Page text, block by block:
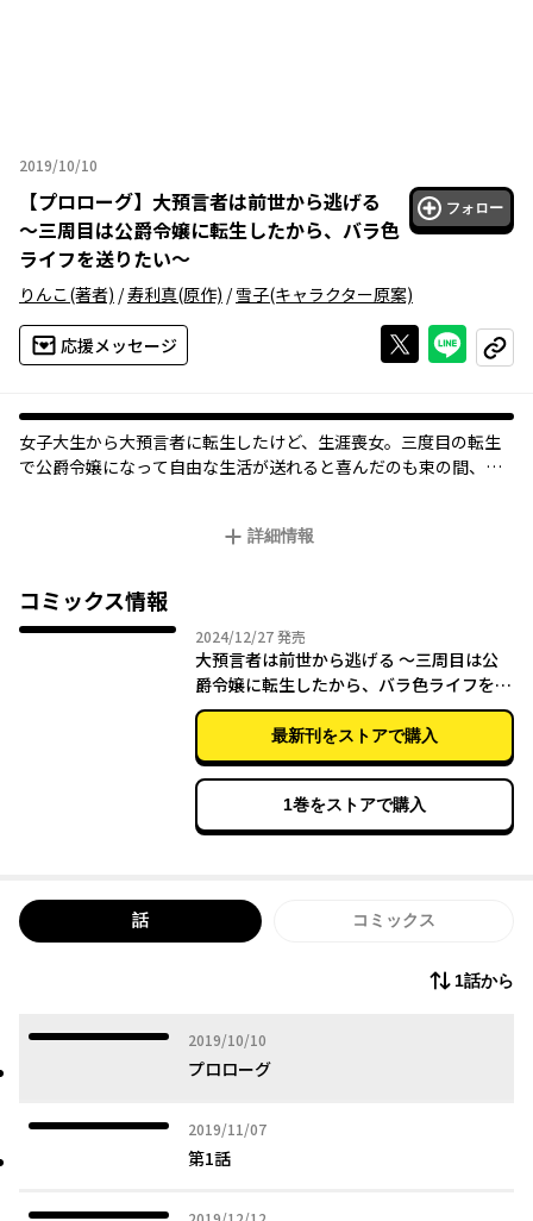
2019/10/10
2019年10月10日
【プロローグ】 大預言者は前世から逃げる
～三周目は公爵令嬢に転生したから、バラ色
ライフを送りたい～
フォロー
りんこ(著者) /寿利真(原作) /雪子(キャラクター原案)
応援メッセージ Xで投稿する
ライン
コピー
女子大生から大預言者に転生したけど、生涯喪女。三度目の転生
で公爵令嬢になって自由な生活が送れると喜んだのも束の間、前
る！ 大人気「なろう」発小説、待望のコミカライズ!!
詳細情報
コミックス情報
2024/12/272024年12月27日
発売
大預言者は前世から逃げる ～三周目は公
爵令嬢に転生したから、バラ色ライフを送
りたい～ 6
最新刊をストアで購入
1巻をストアで購入
話 コミックス
1話から
2019/10/10
2019年10月10日
プロローグ
2019/11/07
2019年11月07日
第1話
2019年12月12日